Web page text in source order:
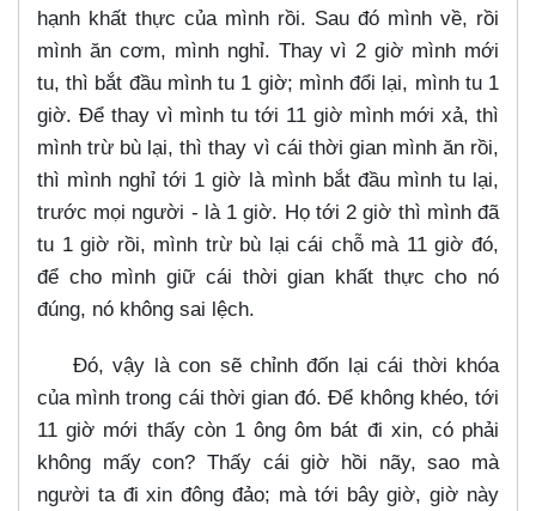
hạnh khất thực của mình rồi. Sau đó mình về, rồi
mình ăn cơm, mình nghỉ. Thay vì 2 giờ mình mới
tu, thì bắt đầu mình tu 1 giờ; mình đổi lại, mình tu 1
giờ. Để thay vì mình tu tới 11 giờ mình mới xả, thì
mình trừ bù lại, thì thay vì cái thời gian mình ăn rồi,
thì mình nghỉ tới 1 giờ là mình bắt đầu mình tu lại,
trước mọi người - là 1 giờ. Họ tới 2 giờ thì mình đã
tu 1 giờ rồi, mình trừ bù lại cái chỗ mà 11 giờ đó,
để cho mình giữ cái thời gian khất thực cho nó
đúng, nó không sai lệch.
Đó, vậy là con sẽ chỉnh đốn lại cái thời khóa
của mình trong cái thời gian đó. Để không khéo, tới
11 giờ mới thấy còn 1 ông ôm bát đi xin, có phải
không mấy con? Thấy cái giờ hồi nãy, sao mà
người ta đi xin đông đảo; mà tới bây giờ, giờ này